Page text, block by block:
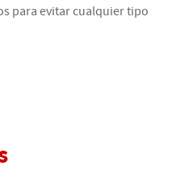
para evitar cualquier tipo